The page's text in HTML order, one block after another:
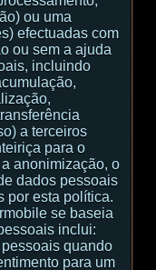
ou uma
efectuadas com
ou sem a ajuda
incluindo
a terceiros
para o
anonimização, o
dados pessoais
por esta política.
se baseia
inclui:
quando
para um